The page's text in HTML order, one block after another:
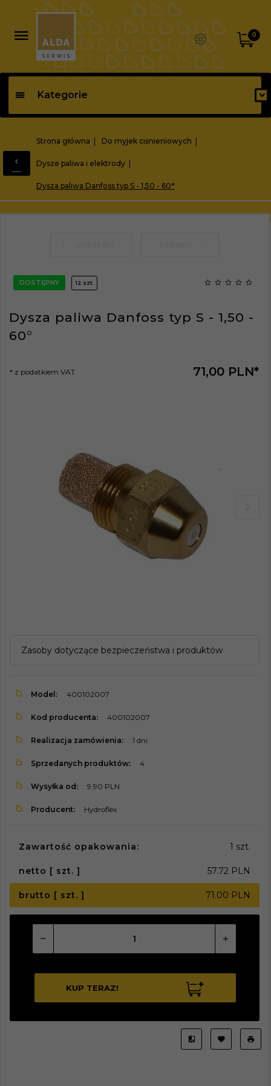
0
Kategorie
Strona główna Do myjek ciśnieniowych
Dysze paliwa i elektrody
Dysza paliwa Danfoss typ S - 1,50 - 60°
DOSTĘPNY 12 szt.
Dysza paliwa Danfoss typ S - 1,50 -
60°
71,00 PLN*
* z podatkiem VAT
Zasoby dotyczące bezpieczeństwa i produktów
Model: 400102007
Kod producenta: 400102007
Realizacja zamówienia: 1 dni
Sprzedanych produktów: 4
Wysyłka od: 9.90 PLN
Producent: Hydroflex
Zawartość opakowania: 1 szt.
netto [ szt. ] 57.72 PLN
brutto [ szt. ] 71.00 PLN
KUP TERAZ!